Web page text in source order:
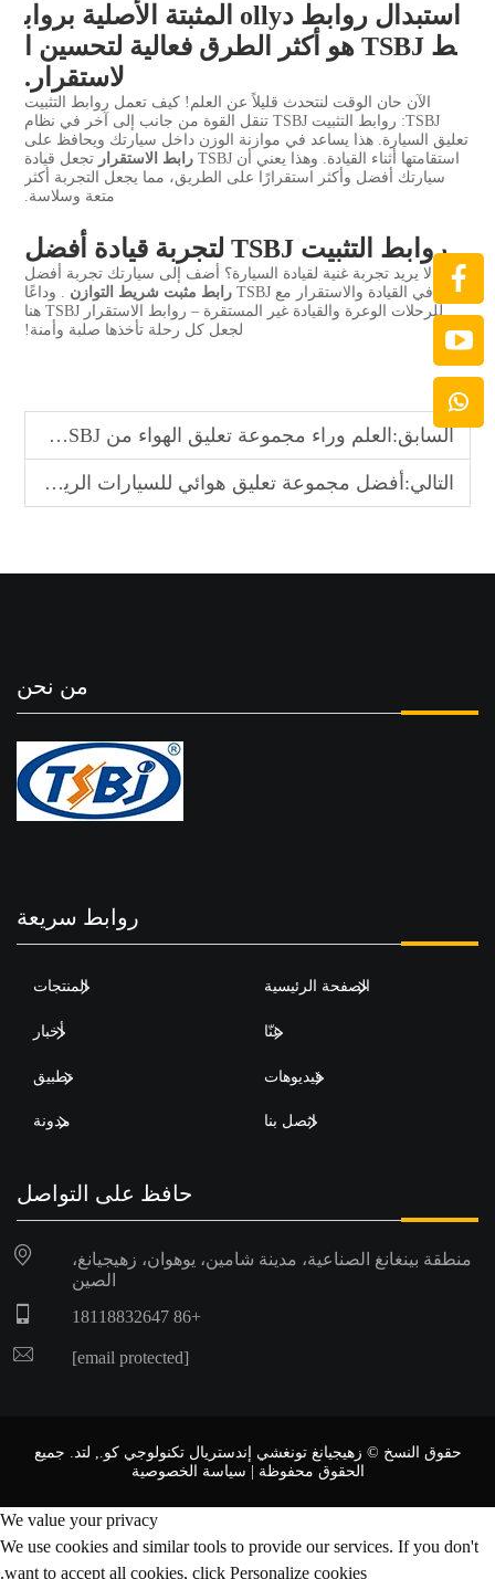
استبدال روابط دolly المثبتة الأصلية برواب
ط TSBJ هو أكثر الطرق فعالية لتحسين ا
لاستقرار.
الآن حان الوقت لنتحدث قليلاً عن العلم! كيف تعمل روابط التثبيت
TSBJ: روابط التثبيت TSBJ تنقل القوة من جانب إلى آخر في نظام
تعليق السيارة. هذا يساعد في موازنة الوزن داخل سيارتك ويحافظ على
استقامتها أثناء القيادة. وهذا يعني أن TSBJ
رابط الاستقرار تجعل قيادة
سيارتك أفضل وأكثر استقرارًا على الطريق، مما يجعل التجربة أكثر
متعة وسلاسة.
روابط التثبيت TSBJ لتجربة قيادة أفضل
من لا يريد تجربة غنية لقيادة السيارة؟ أضف إلى سيارتك تجربة أفضل
في القيادة والاستقرار مع TSBJ
رابط مثبت شريط التوازن . وداعًا
للرحلات الوعرة والقيادة غير المستقرة – روابط الاستقرار TSBJ هنا
لجعل كل رحلة تأخذها صلبة وأمنة!
السابق: العلم وراء مجموعة تعليق الهواء من TSBJ لرحلة أفضل
التالي: أفضل مجموعة تعليق هوائي للسيارات الرياضية من TSBJ
من نحن
روابط سريعة
الصفحة الرئيسية المنتجات
عنّا أخبار
فيديوهات تطبيق
اتصل بنا مدونة
حافظ على التواصل
منطقة بينغانغ الصناعية، مدينة شامين، يوهوان، زهيجيانغ،
الصين
+86 18118832647
[email protected]
حقوق النسخ © زهيجيانغ تونغشي إندستريال تكنولوجي كو., لتد. جميع
الحقوق محفوظة | سياسة الخصوصية
We value your privacy
We use cookies and similar tools to provide our services. If you don't
want to accept all cookies, click Personalize cookies.